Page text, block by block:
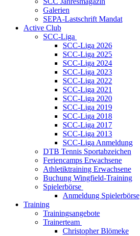
Galerien
SEPA-Lastschrift Mandat
Active Club
SCC-Liga
SCC-Liga 2026
SCC-Liga 2025
SCC-Liga 2024
SCC-Liga 2023
SCC-Liga 2022
SCC-Liga 2021
SCC-Liga 2020
SCC-Liga 2019
SCC-Liga 2018
SCC-Liga 2017
SCC-Liga 2013
SCC-Liga Anmeldung
DTB Tennis Sportabzeichen
Feriencamps Erwachsene
Athletiktraining Erwachsene
Buchung Wingfield-Training
Spielerbörse
Anmeldung Spielerbörse
Training
Trainingsangebote
Trainerteam
Christopher Blömeke